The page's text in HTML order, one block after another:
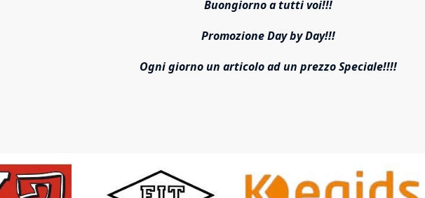
Buongiorno a tutti voi!!!
Promozione Day by Day!!!
Ogni giorno un articolo ad un prezzo Speciale!!!!